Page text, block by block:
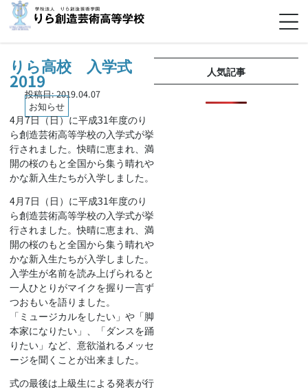
りら高校 入学式
2019
投稿日:2019.04.07
お知らせ
4月7日（日）に平成31年度のり
ら創造芸術高等学校の入学式が挙
行されました。快晴に恵まれ、満
開の桜のもと全国から集う晴れや
かな新入生たちが入学しました。
4月7日（日）に平成31年度のり
ら創造芸術高等学校の入学式が挙
行されました。快晴に恵まれ、満
開の桜のもと全国から集う晴れや
かな新入生たちが入学しました。
入学生が名前を読み上げられると
一人ひとりがマイクを握り一言ず
つおもいを語りました。
「ミュージカルをしたい」や「脚
本家になりたい」、「ダンスを踊
りたい」など、意欲溢れるメッセ
ージを聞くことが出来ました。
式の最後は上級生による発表が行
人気記事